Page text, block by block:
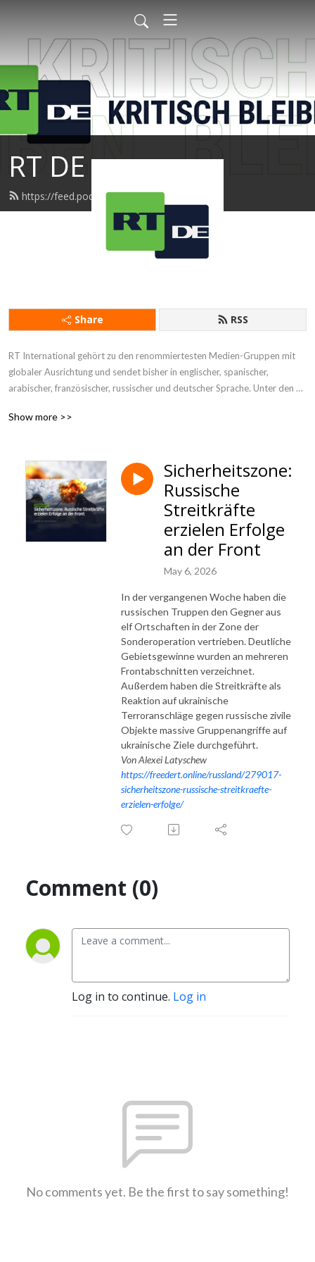
RT DE
https://feed.podbean.com/rtde/feed.xml
Share RSS
RT International gehört zu den renommiertesten Medien-Gruppen mit
globaler Ausrichtung und sendet bisher in englischer, spanischer,
arabischer, französischer, russischer und deutscher Sprache. Unter den
Larry King und WikiLeaks-Gründer Julian Assange. RT-Dokumentationen
nominiert – unter anderem für die Berichterstattung über die Occupy
Wall Street-Bewegung.
RT DE steht für Meinungsvielfalt und kritischen Journalismus. Das
Denken in Schwarz-Weiß-Kategorien ist bei RT DE fehl am Platz. Auch
wenn dies manchmal unbequem sein kann. Mit dem deutschsprachigen
Programm bietet RT DE eine Alternative zum Mainstream: Wir gehen der
RT ist eine autonome, gemeinnützige Organisation, die aus dem Budget
der Russischen Föderation öffentlich finanziert wird.
Show more >>
Sicherheitszone:
Russische
Streitkräfte
erzielen Erfolge
an der Front
May 6, 2026
In der vergangenen Woche haben die
russischen Truppen den Gegner aus
elf Ortschaften in der Zone der
Sonderoperation vertrieben. Deutliche
Gebietsgewinne wurden an mehreren
Frontabschnitten verzeichnet.
Außerdem haben die Streitkräfte als
Reaktion auf ukrainische
Terroranschläge gegen russische zivile
Objekte massive Gruppenangriffe auf
ukrainische Ziele durchgeführt.
Von Alexei Latyschew
https://freedert.online/russland/279017-
sicherheitszone-russische-streitkraefte-
erzielen-erfolge/
Comment (0)
Log in to continue. Log in
No comments yet. Be the first to say something!